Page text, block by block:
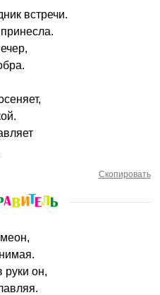
встречи.
Скопировать
руки он,